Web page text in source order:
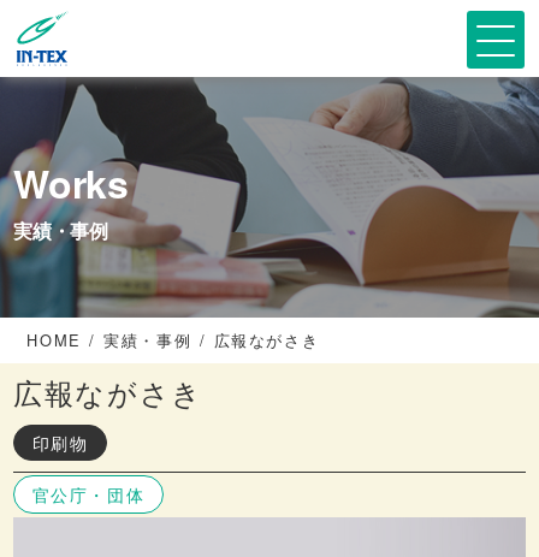
Works
実績・事例
HOME 実績・事例 広報ながさき
広報ながさき
印刷物
官公庁・団体